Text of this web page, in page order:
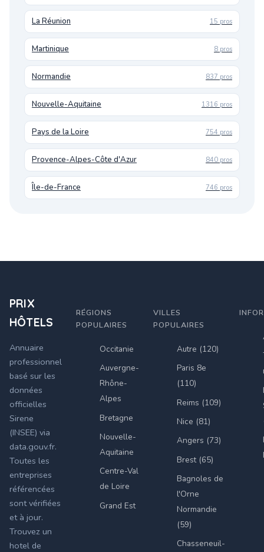
La Réunion 15 pros
Martinique 8 pros
Normandie 837 pros
Nouvelle-Aquitaine 1316 pros
Pays de la Loire 754 pros
Provence-Alpes-Côte d'Azur 840 pros
Île-de-France 746 pros
PRIX
HÔTELS
Annuaire
professionnel
basé sur les
données
officielles
Sirene
(INSEE) via
data.gouv.fr.
Toutes les
entreprises
référencées
sont vérifiées
et à jour.
Trouvez un
hotel de
RÉGIONS
POPULAIRES
Occitanie
Auvergne-
Rhône-
Alpes
Bretagne
Nouvelle-
Aquitaine
Centre-Val
de Loire
Grand Est
VILLES
POPULAIRES
Autre (120)
Paris 8e
(110)
Reims (109)
Nice (81)
Angers (73)
Brest (65)
Bagnoles de
l'Orne
Normandie
(59)
Chasseneuil-